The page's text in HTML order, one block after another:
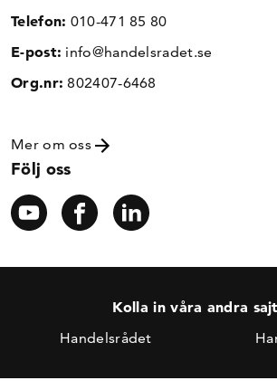
Telefon: 010-471 85 80
E-post: info@handelsradet.se
Org.nr: 802407-6468
Mer om oss
Följ oss
Kolla in våra andra
Handelsrådet